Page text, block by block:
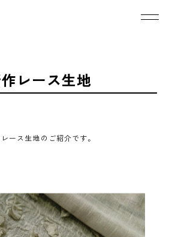
レース生地
ース生地のご紹介です。